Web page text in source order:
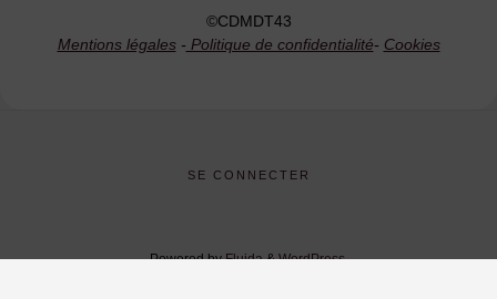
©CDMDT43
Mentions légales- Politique de confidentialité- Cookies
SE CONNECTER
Powered byFluida&WordPress.